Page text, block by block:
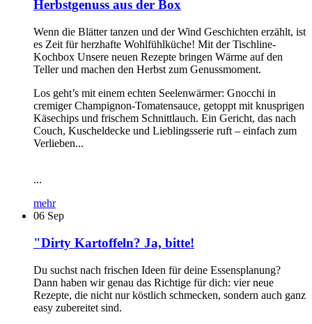
Herbstgenuss aus der Box
Wenn die Blätter tanzen und der Wind Geschichten erzählt, ist
es Zeit für herzhafte Wohlfühlküche! Mit der Tischline-
Kochbox Unsere neuen Rezepte bringen Wärme auf den
Teller und machen den Herbst zum Genussmoment.
Los geht’s mit einem echten Seelenwärmer: Gnocchi in
cremiger Champignon-Tomatensauce, getoppt mit knusprigen
Käsechips und frischem Schnittlauch. Ein Gericht, das nach
Couch, Kuscheldecke und Lieblingsserie ruft – einfach zum
Verlieben...
...
mehr
06 Sep
"Dirty Kartoffeln? Ja, bitte!
Du suchst nach frischen Ideen für deine Essensplanung?
Dann haben wir genau das Richtige für dich: vier neue
Rezepte, die nicht nur köstlich schmecken, sondern auch ganz
easy zubereitet sind.